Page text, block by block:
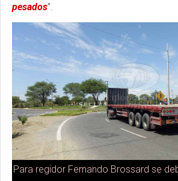
pesados”.
Para regidor Fernando Brossard se